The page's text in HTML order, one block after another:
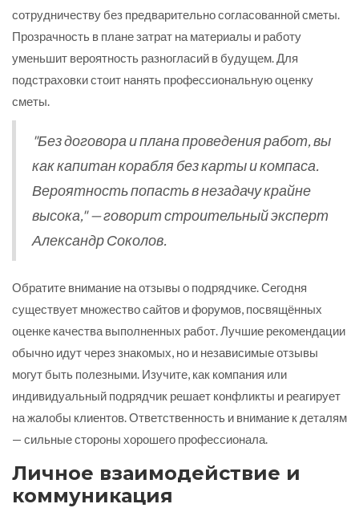
сотрудничеству без предварительно согласованной сметы.
Прозрачность в плане затрат на материалы и работу
уменьшит вероятность разногласий в будущем. Для
подстраховки стоит нанять профессиональную оценку
сметы.
"Без договора и плана проведения работ, вы
как капитан корабля без карты и компаса.
Вероятность попасть в незадачу крайне
высока," — говорит строительный эксперт
Александр Соколов.
Обратите внимание на отзывы о подрядчике. Сегодня
существует множество сайтов и форумов, посвящённых
оценке качества выполненных работ. Лучшие рекомендации
обычно идут через знакомых, но и независимые отзывы
могут быть полезными. Изучите, как компания или
индивидуальный подрядчик решает конфликты и реагирует
на жалобы клиентов. Ответственность и внимание к деталям
— сильные стороны хорошего профессионала.
Личное взаимодействие и
коммуникация